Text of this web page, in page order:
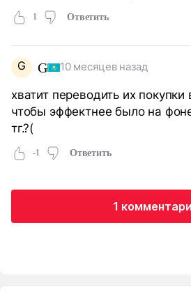
1 Ответить
G G 10 месяцев назад
хватит переводить их покупки
чтобы эффектнее было на
тг.?(
-1 Ответить
1